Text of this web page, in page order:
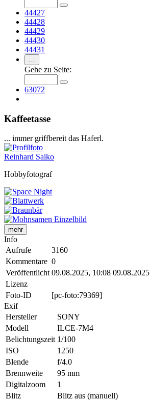
44427
44428
44429
44430
44431
…
Gehe zu Seite:
63072
Kaffeetasse
... immer griffbereit das Haferl.
Reinhard Saiko
Hobbyfotograf
mehr
Info
Aufrufe
3160
Kommentare 0
Veröffentlicht 09.08.2025, 10:08 09.08.2025
Lizenz
Foto-ID
[pc-foto:79369]
Exif
Hersteller
SONY
Modell
ILCE-7M4
Belichtungszeit 1/100
ISO
1250
Blende
f/4.0
Brennweite
95 mm
Digitalzoom
1
Blitz
Blitz aus (manuell)